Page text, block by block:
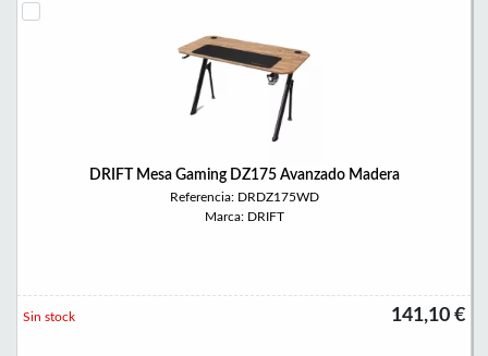
DRIFT Mesa Gaming DZ175 Avanzado Madera
Referencia: DRDZ175WD
Marca: DRIFT
141,10 €
Sin stock